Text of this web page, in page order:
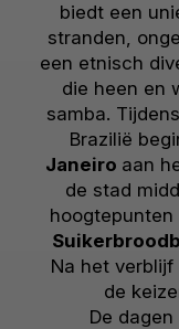
biedt een
stranden,
een etnisch
die heen en
samba.
Brazilië
Janeiro aan
de stad
hoogtepunten
Na het
de
De